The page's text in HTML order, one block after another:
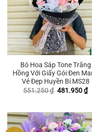
Bó Hoa Sáp Tone Trắng
Hồng Với Giấy Gói Đen
Vẻ Đẹp Huyền Bí MS28
551.250₫ Giá
481.950₫